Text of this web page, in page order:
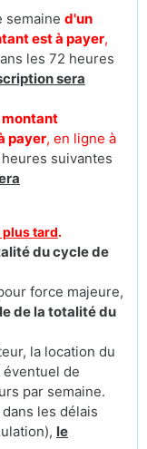
semaine d'un
est à payer,
les 72 heures
sera
payer, en ligne à
suivantes
plus tard.
du cycle de
force majeure,
de la totalité du
la location du
de
par semaine.
les délais
le